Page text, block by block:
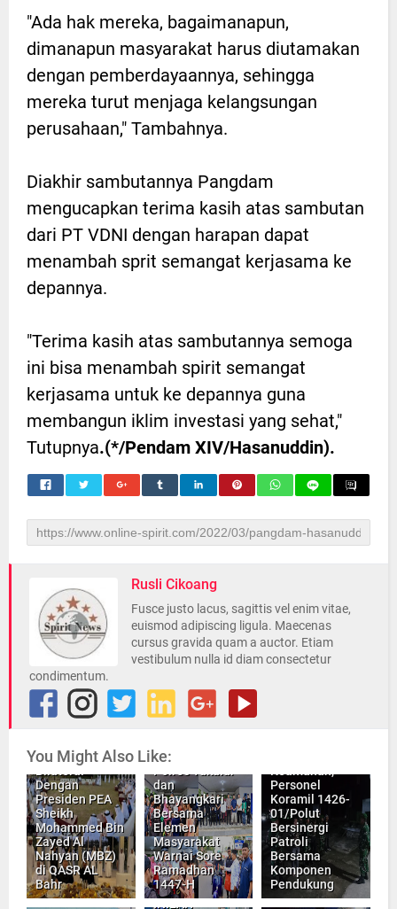
"Ada hak mereka, bagaimanapun,
dimanapun masyarakat harus diutamakan
dengan pemberdayaannya, sehingga
mereka turut menjaga kelangsungan
perusahaan," Tambahnya.
Diakhir sambutannya Pangdam
mengucapkan terima kasih atas sambutan
dari PT VDNI dengan harapan dapat
menambah sprit semangat kerjasama ke
depannya.
"Terima kasih atas sambutannya semoga
ini bisa menambah spirit semangat
kerjasama untuk ke depannya guna
membangun iklim investasi yang sehat,"
Tutupnya.(*/Pendam XIV/Hasanuddin).
Rusli Cikoang
Fusce justo lacus, sagittis vel enim vitae,
euismod adipiscing ligula. Maecenas
cursus gravida quam a auctor. Etiam
vestibulum nulla id diam consectetur
condimentum.
You Might Also Like:
Presiden
Republik
Indonesia,
Pertemuan
Dengan
Presiden PEA
Sheikh
Mohammed Bin
Zayed Al
Nahyan (MBZ)
di QASR AL
Bahr
Takjil Humas
dan
Bhayangkari
Bersama
Elemen
Masyarakat
Warnai Sore
Ramadhan
1447-H
Personel
Koramil 1426-
01/Polut
Bersinergi
Patroli
Bersama
Komponen
Pendukung